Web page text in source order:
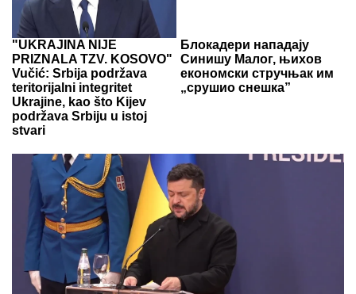
"UKRAJINA NIJE
PRIZNALA TZV. KOSOVO"
Vučić: Srbija podržava
teritorijalni integritet
Ukrajine, kao što Kijev
podržava Srbiju u istoj
stvari
Блокадери нападају
Синишу Малог, њихов
економски стручњак им
„срушио снешка”